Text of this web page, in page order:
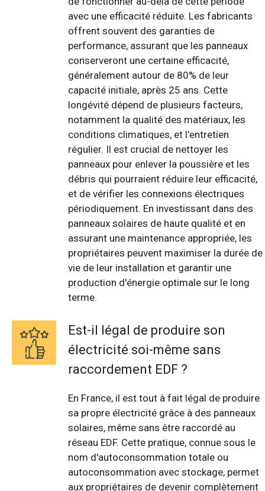
avec une efficacité réduite. Les fabricants
offrent souvent des garanties de
performance, assurant que les panneaux
conserveront une certaine efficacité,
généralement autour de 80% de leur
capacité initiale, après 25 ans. Cette
longévité dépend de plusieurs facteurs,
notamment la qualité des matériaux, les
conditions climatiques, et l'entretien
régulier. Il est crucial de nettoyer les
panneaux pour enlever la poussière et les
débris qui pourraient réduire leur efficacité,
et de vérifier les connexions électriques
périodiquement. En investissant dans des
panneaux solaires de haute qualité et en
assurant une maintenance appropriée, les
propriétaires peuvent maximiser la durée de
vie de leur installation et garantir une
production d'énergie optimale sur le long
terme.
Est-il légal de produire son
électricité soi-même sans
raccordement EDF ?
En France, il est tout à fait légal de produire
sa propre électricité grâce à des panneaux
solaires, même sans être raccordé au
réseau EDF. Cette pratique, connue sous le
nom d'autoconsommation totale ou
autoconsommation avec stockage, permet
aux propriétaires de devenir complètement